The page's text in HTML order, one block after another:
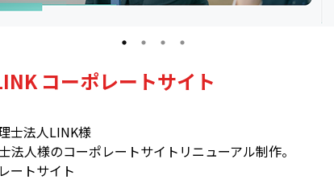
コーポレートサイト
士法人LINK様
法人様のコーポレートサイトリニューアル制作。
ートサイト